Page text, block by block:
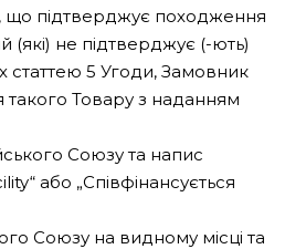
що підтверджує походження
(які) не підтверджує (-ють)
статтею 5 Угоди, Замовник
Товару з наданням
Союзу та напис
або „Співфінансується
Союзу на видному місці та